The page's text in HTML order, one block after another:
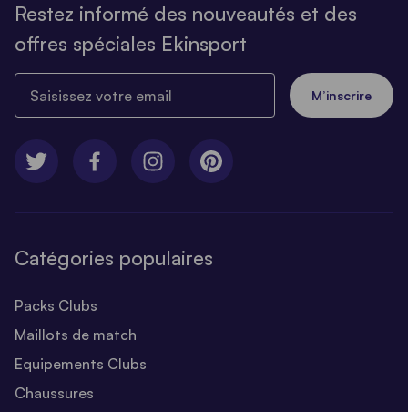
Restez informé des nouveautés et des
offres spéciales Ekinsport
M’inscrire
Catégories populaires
Packs Clubs
Maillots de match
Equipements Clubs
Chaussures